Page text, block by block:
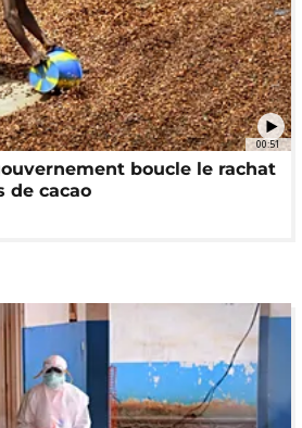
00:51
boucle le rachat
de cacao